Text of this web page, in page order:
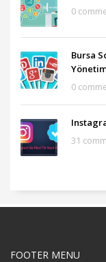
0
Bursa
0
31
FOOTER MENU